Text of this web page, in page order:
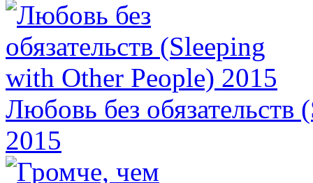
Любовь без
2015